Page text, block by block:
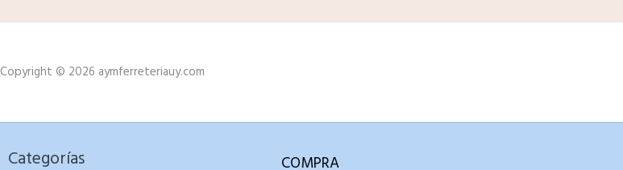
Copyright © 2026 aymferreteriauy.com
Categorías COMPRA